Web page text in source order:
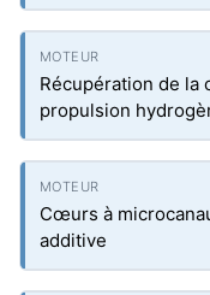
Récupération de la
propulsion
Cœurs à
additive